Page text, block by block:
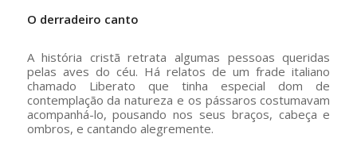
O derradeiro canto
A história cristã retrata algumas pessoas queridas
pelas aves do céu. Há relatos de um frade italiano
chamado Liberato que tinha especial dom de
contemplação da natureza e os pássaros costumavam
acompanhá-lo, pousando nos seus braços, cabeça e
ombros, e cantando alegremente.